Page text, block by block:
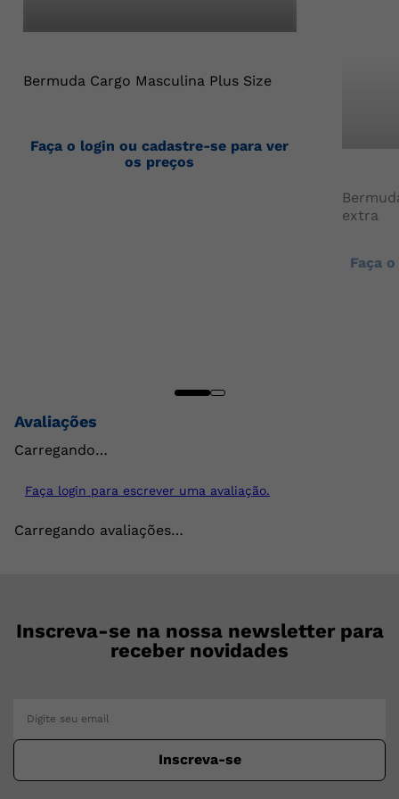
Bermuda Cargo Masculina Plus Size
Faça o login ou cadastre-se para ver
os preços
extra
Faça
Avaliações
Carregando…
Faça login para escrever uma avaliação.
Carregando avaliações…
Inscreva-se na nossa newsletter para
receber novidades
Inscreva-se